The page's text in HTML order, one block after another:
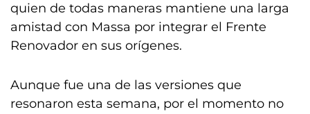
quien de todas maneras mantiene una larga
amistad con Massa por integrar el Frente
Renovador en sus orígenes.
Aunque fue una de las versiones que
resonaron esta semana, por el momento no